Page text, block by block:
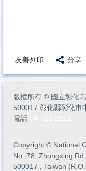
友善列印 分享
版權所有 © 國立彰化
500017 彰化縣彰化市
電話
Copyright © National
No. 78, Zhongxing
500017 , Taiwan